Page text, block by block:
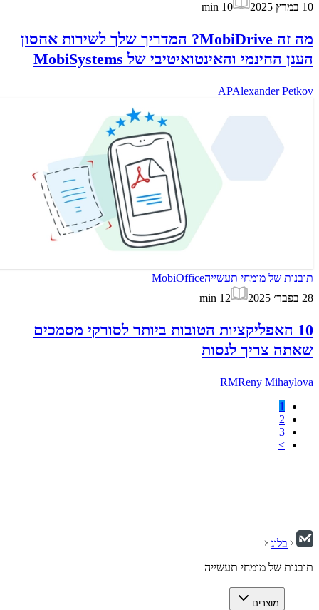
10 במרץ 2025
10
min
מה זה MobiDrive? המדריך שלך לשירות אחסון
הענן החינמי והאינטואיטיבי של MobiSystems
APAlexander Petkov
תובנות של מומחי תעשייהMobiOffice
28 בפבר׳ 2025
12
min
10 האפליקציות הטובות ביותר לסורקי מסמכים
שאתה צריך לנסות
RMReny Mihaylova
>
בלוג
תובנות של מומחי תעשייה
מוצרים